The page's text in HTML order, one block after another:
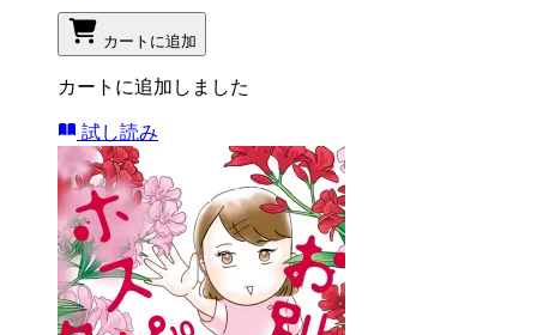
カートに追加
カートに追加しました
試し読み